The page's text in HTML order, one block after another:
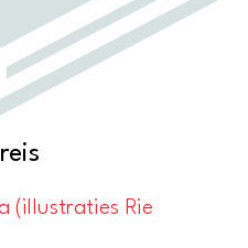
(illustraties Rie